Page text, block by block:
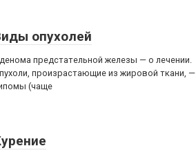
опухолей
предстательной железы — о лечении.
произрастающие из жировой ткани, —
(чаще